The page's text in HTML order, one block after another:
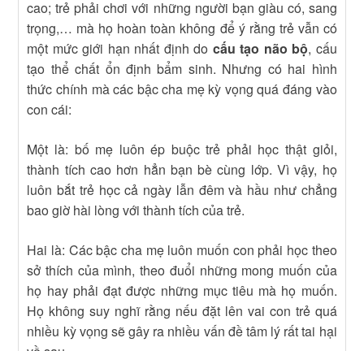
cao; trẻ phải chơi với những người bạn giàu có, sang
trọng,… mà họ hoàn toàn không để ý rằng trẻ vẫn có
một mức giới hạn nhất định do cấu tạo não bộ, cấu
tạo thể chất ổn định bẩm sinh. Nhưng có hai hình
thức chính mà các bậc cha mẹ kỳ vọng quá đáng vào
con cái:
Một là: bố mẹ luôn ép buộc trẻ phải học thật giỏi,
thành tích cao hơn hẳn bạn bè cùng lớp. Vì vậy, họ
luôn bắt trẻ học cả ngày lẫn đêm và hầu như chẳng
bao giờ hài lòng với thành tích của trẻ.
Hai là: Các bậc cha mẹ luôn muốn con phải học theo
sở thích của mình, theo đuổi những mong muốn của
họ hay phải đạt được những mục tiêu mà họ muốn.
Họ không suy nghĩ rằng nếu đặt lên vai con trẻ quá
nhiều kỳ vọng sẽ gây ra nhiều vấn đề tâm lý rất tai hại